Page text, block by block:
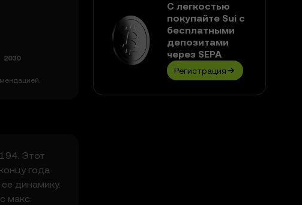
Этот
года
динамику.
макс.
С легкостью
покупайте Sui с
бесплатными
депозитами
через SEPA
Регистрация